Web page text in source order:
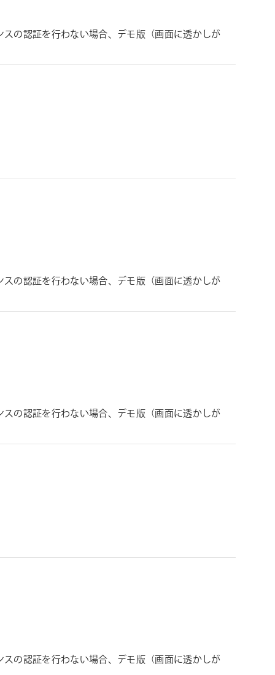
の認証を行わない場合、デモ版（画面に透かしが
の認証を行わない場合、デモ版（画面に透かしが
の認証を行わない場合、デモ版（画面に透かしが
の認証を行わない場合、デモ版（画面に透かしが